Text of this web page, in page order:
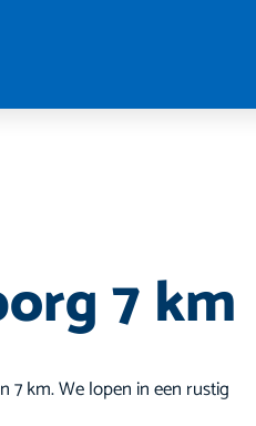
7 km
7 km. We lopen in een rustig